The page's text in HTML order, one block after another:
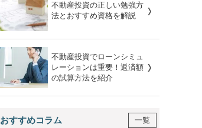
不動産投資の正しい勉強方
法とおすすめ資格を解説
不動産投資でローンシミュ
レーションは重要！返済額
の試算方法を紹介
おすすめコラム 一覧